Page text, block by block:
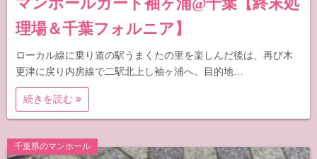
理場＆千葉フォルニア】
ローカル線に乗り道の駅うまくたの里を楽しんだ後は、再び木
更津に戻り内房線で二駅北上し袖ヶ浦へ。目的地…
続きを読む
千葉県のマンホール